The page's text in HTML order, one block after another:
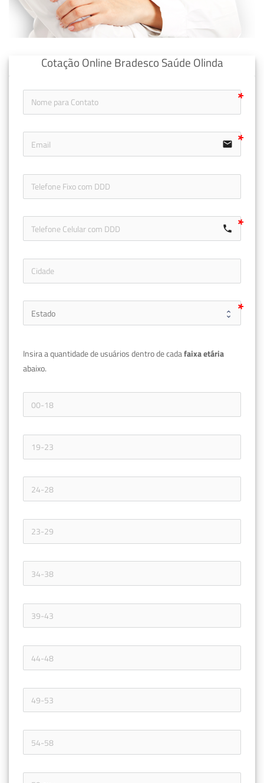
Cotação Online Bradesco Saúde Olinda
email
call
Insira a quantidade de usuários dentro de cada
abaixo.